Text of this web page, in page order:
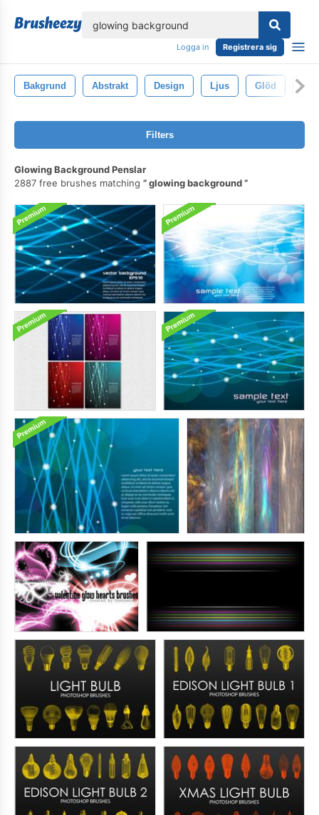
Logga in Registrera sig
Bakgrund Abstrakt Design Ljus Glöd
Filters
Glowing Background Penslar
2887 free brushes matching
glowing background